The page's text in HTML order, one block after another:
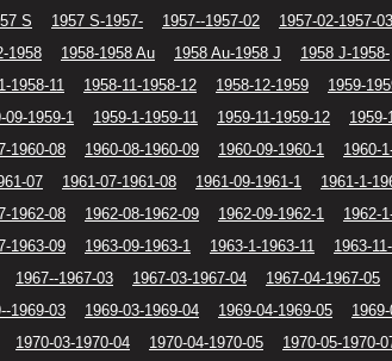
S 1957 S-1957- 1957--1957-02 1957-02-1957-03
1958 1958-1958 Au 1958 Au-1958 J 1958 J-1958-
1958-11 1958-11-1958-12 1958-12-1959 1959-
09-1959-1 1959-1-1959-11 1959-11-1959-12 1959-
1960-08 1960-08-1960-09 1960-09-1960-1 1960-
07 1961-07-1961-08 1961-09-1961-1 1961-1-
1962-08 1962-08-1962-09 1962-09-1962-1 1962-
1963-09 1963-09-1963-1 1963-1-1963-11 1963-
1967--1967-03 1967-03-1967-04 1967-04-1967-05
1969-03 1969-03-1969-04 1969-04-1969-05
1970-03-1970-04 1970-04-1970-05 1970-05-1970-